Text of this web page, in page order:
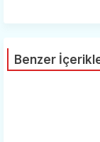
Benzer